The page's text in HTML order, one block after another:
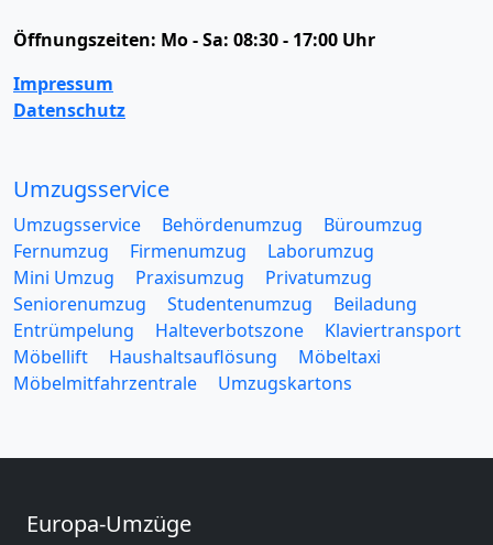
Öffnungszeiten: Mo - Sa: 08:30 - 17:00 Uhr
Impressum
Datenschutz
Umzugsservice
Umzugsservice Behördenumzug
Büroumzug
Fernumzug
Firmenumzug
Laborumzug
Mini Umzug
Praxisumzug
Privatumzug
Seniorenumzug
Studentenumzug
Beiladung
Entrümpelung
Halteverbotszone
Klaviertransport
Möbellift
Haushaltsauflösung
Möbeltaxi
Möbelmitfahrzentrale
Umzugskartons
Europa-Umzüge